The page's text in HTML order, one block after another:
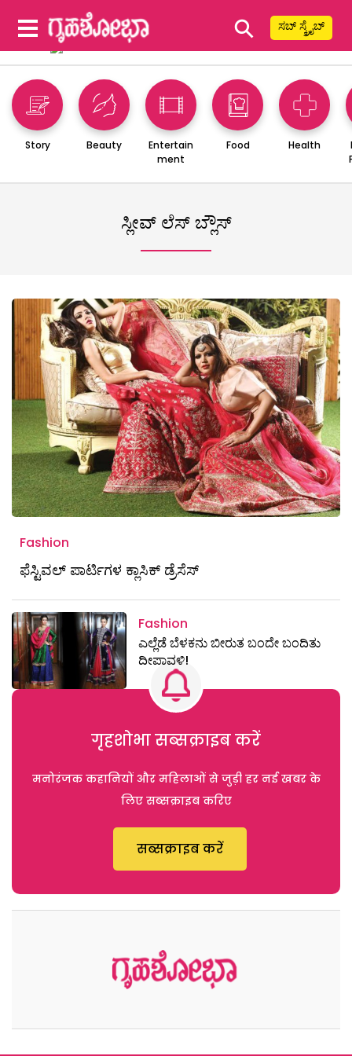
⚲ ಸಬ್ ಸ್ಕ್ರೈಬ್
Story Beauty
Entertain
ment
Food Health
ಸ್ಲೀವ್ ಲೆಸ್ ಬ್ಲೌಸ್
Fashion
ಫೆಸ್ಟಿವಲ್ ಪಾರ್ಟಿಗಳ ಕ್ಲಾಸಿಕ್ ಡ್ರೆಸೆಸ್
Fashion
ಎಲ್ಲೆಡೆ ಬೆಳಕನು ಬೀರುತ ಬಂದೇ ಬಂದಿತು
ದೀಪಾವಳಿ!
गृहशोभा सब्सक्राइब करें
मनोरंजक कहानियों और महिलाओं से जुड़ी हर नई खबर के
लिए सब्सक्राइब करिए
सब्सक्राइब करें